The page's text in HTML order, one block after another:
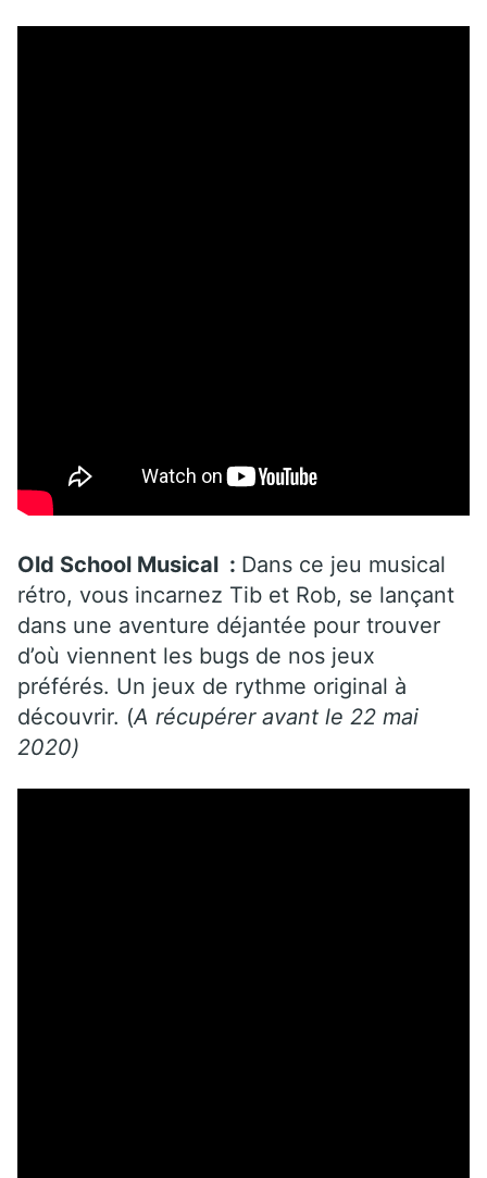
Old School Musical : Dans ce jeu musical
rétro, vous incarnez Tib et Rob, se lançant
dans une aventure déjantée pour trouver
d’où viennent les bugs de nos jeux
préférés. Un jeux de rythme original à
découvrir. (A récupérer avant le 22 mai
2020)